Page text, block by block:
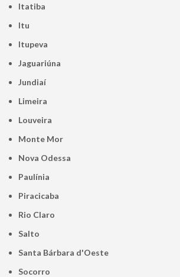
Itatiba
Itu
Itupeva
Jaguariúna
Jundiaí
Limeira
Louveira
Monte Mor
Nova Odessa
Paulínia
Piracicaba
Rio Claro
Salto
Santa Bárbara d'Oeste
Socorro